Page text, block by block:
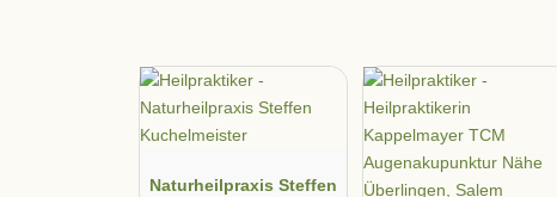
Naturheilpraxis Steffen